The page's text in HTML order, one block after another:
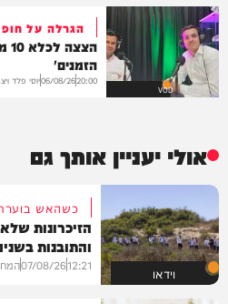
VOD
הגרלה על
הזמנים'
20:00
06/08/26יוסי פלד
אולי יעניין אותך גם
וידאו
כשהאש
הזיכרונות
והתובנות
12:21
07/08/26